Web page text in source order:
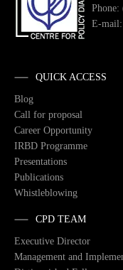
Phone:
E-
QUICK ACCESS
Blog
Call for proposal
Career Opportunity
IRBD Programme
Presentations
Publications
Whistleblowing
CPD TEAM
Executive Director
Management and